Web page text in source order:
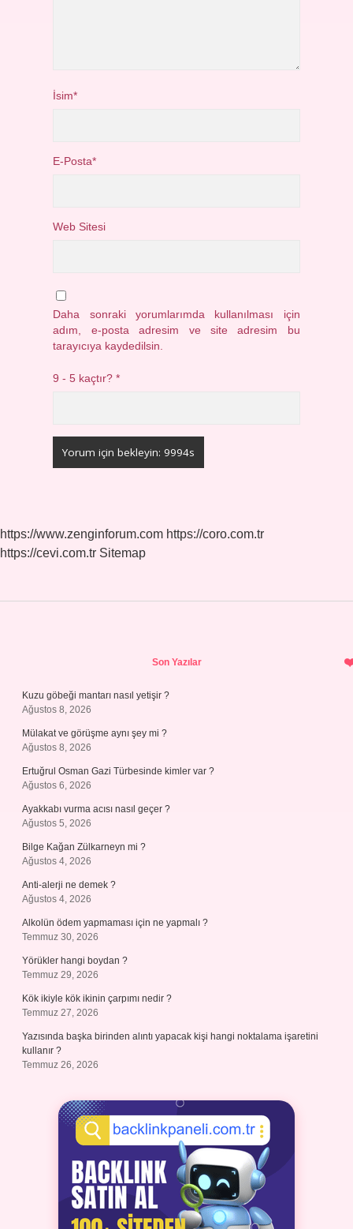
İsim*
E-Posta*
Web Sitesi
Daha sonraki yorumlarımda kullanılması için
adım, e-posta adresim ve site adresim bu
tarayıcıya kaydedilsin.
9 - 5 kaçtır?*
https://www.zenginforum.com https://coro.com.tr
https://cevi.com.tr Sitemap
Son Yazılar
Kuzu göbeği mantarı nasıl yetişir ?
Ağustos 8, 2026
Mülakat ve görüşme aynı şey mi ?
Ağustos 8, 2026
Ertuğrul Osman Gazi Türbesinde kimler var ?
Ağustos 6, 2026
Ayakkabı vurma acısı nasıl geçer ?
Ağustos 5, 2026
Bilge Kağan Zülkarneyn mi ?
Ağustos 4, 2026
Anti-alerji ne demek ?
Ağustos 4, 2026
Alkolün ödem yapmaması için ne yapmalı ?
Temmuz 30, 2026
Yörükler hangi boydan ?
Temmuz 29, 2026
Kök ikiyle kök ikinin çarpımı nedir ?
Temmuz 27, 2026
Yazısında başka birinden alıntı yapacak kişi hangi noktalama işaretini
kullanır ?
Temmuz 26, 2026